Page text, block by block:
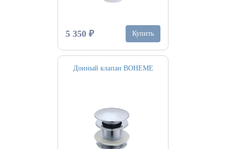
5 350 ₽ Купить
Донный клапан BOHEME